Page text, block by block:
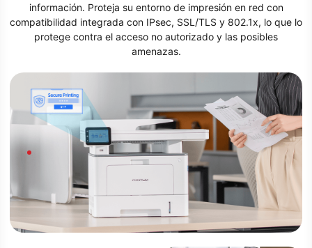
información. Proteja su entorno de impresión en red con
compatibilidad integrada con IPsec, SSL/TLS y 802.1x, lo que lo
protege contra el acceso no autorizado y las posibles
amenazas.